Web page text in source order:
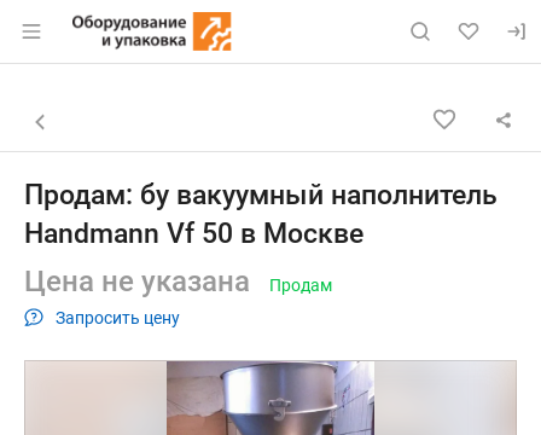
Раздел навигации по сайту eqinfo.ru
Объявление: Продам: бу
Навигация и управление объявлением
Назад к списку объявлений
Продам: бу вакуумный наполнитель
Handmann Vf 50 в Москве
Цена не указана
Запросить цену
Продам